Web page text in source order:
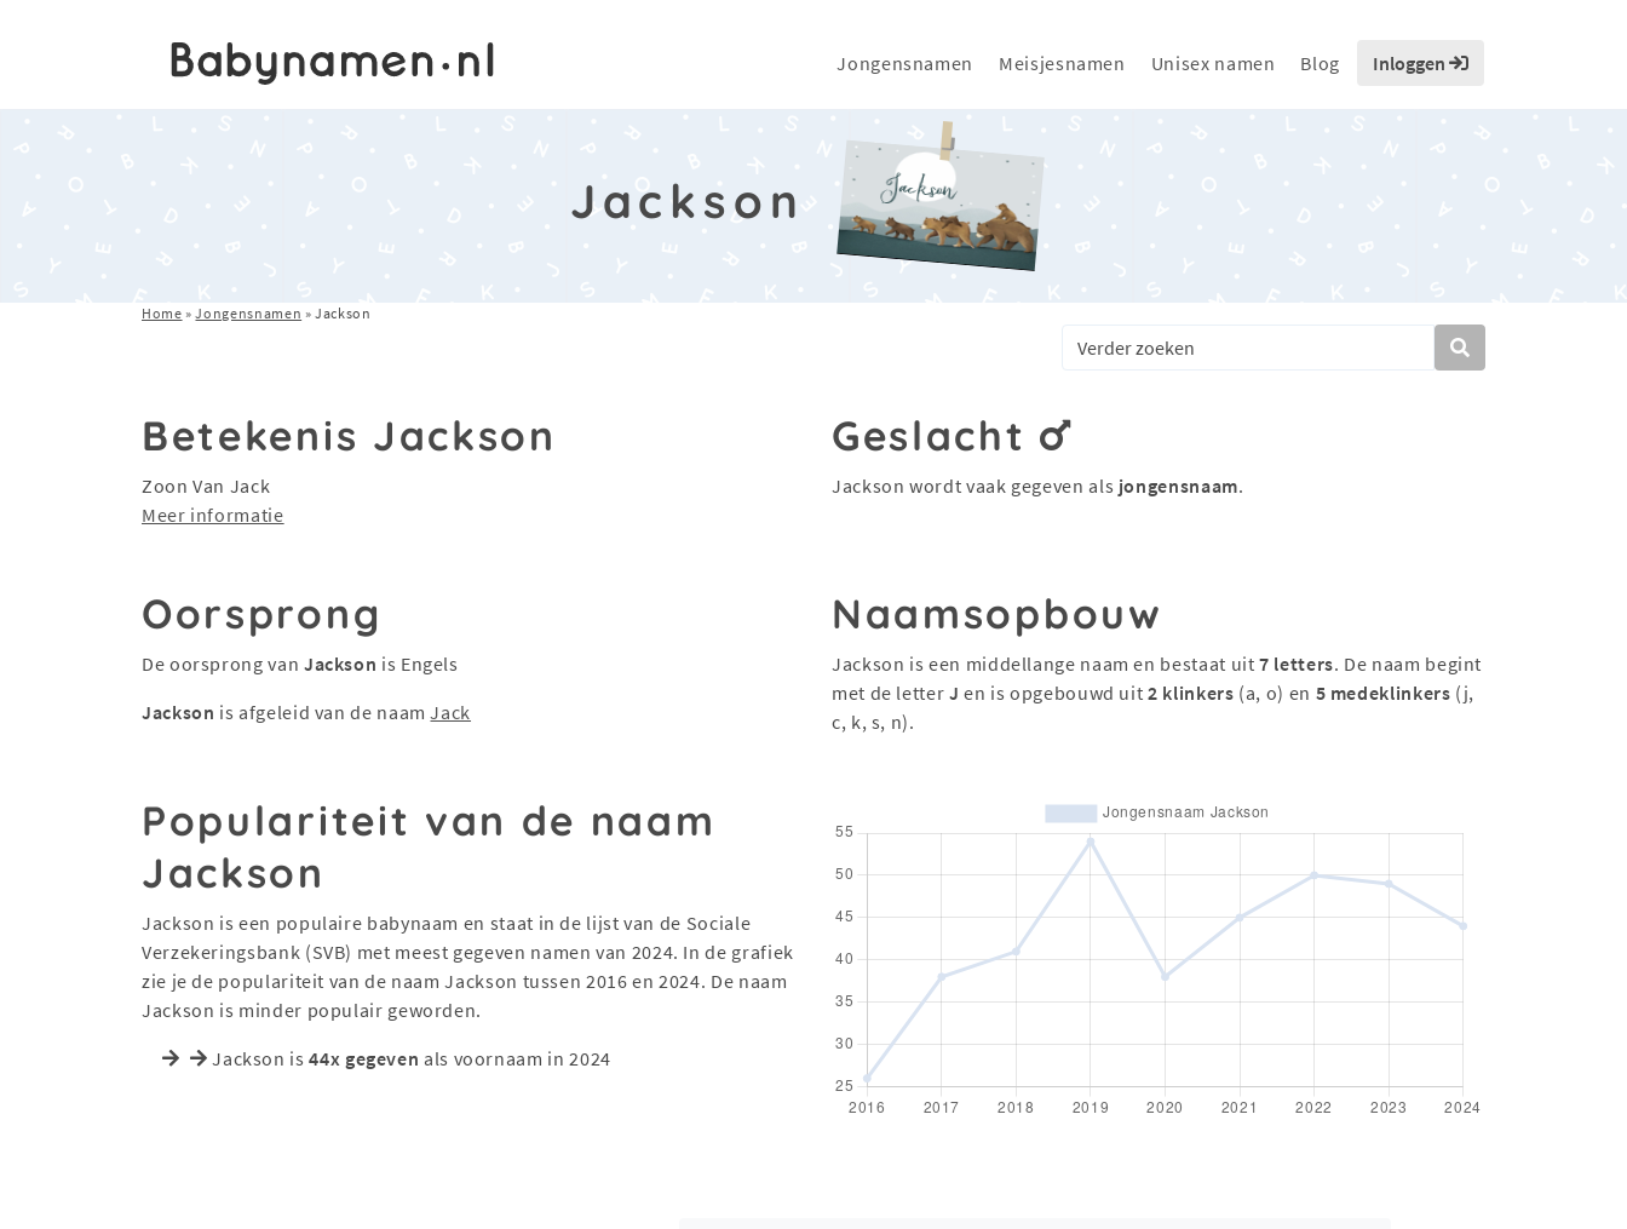
Jongensnamen Meisjesnamen Unisex namen Blog Inloggen
Jackson
Home »Jongensnamen »Jackson
Betekenis Jackson
Zoon Van Jack
Meer informatie
Geslacht
Jackson wordt vaak gegeven als jongensnaam.
Oorsprong
De oorsprong van Jackson is Engels
Jackson is afgeleid van de naamJack
Naamsopbouw
Jackson is een middellange naam en bestaat uit7 letters. De naam begint
met de letter J en is opgebouwd uit2 klinkers (a, o) en 5 medeklinkers (j,
c, k, s, n).
Populariteit van de naam
Jackson
Jackson is een populaire babynaam en staat in de lijst van de Sociale
Verzekeringsbank (SVB) met meest gegeven namen van 2024. In de grafiek
zie je de populariteit van de naam Jackson tussen 2016 en 2024. De naam
Jackson is minder populair geworden.
Jackson is44x gegeven als voornaam in 2024